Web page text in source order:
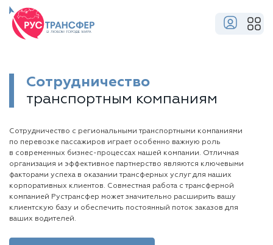
Сотрудничество
транспортным компаниям
Сотрудничество с региональными транспортными компаниями
по перевозке пассажиров играет особенно важную роль
в современных бизнес-процессах нашей компании. Отличная
организация и эффективное партнерство являются ключевыми
факторами успеха в оказании трансферных услуг для наших
корпоративных клиентов. Совместная работа с трансферной
компанией Рустрансфер может значительно расширить вашу
клиентскую базу и обеспечить постоянный поток заказов для
ваших водителей.